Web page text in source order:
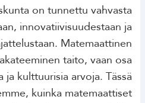
on tunnettu vahvasta
innovatiivisuudestaan ja
Matemaattinen
taito, vaan osa
ja kulttuurisia arvoja. Tässä
kuinka matemaattiset